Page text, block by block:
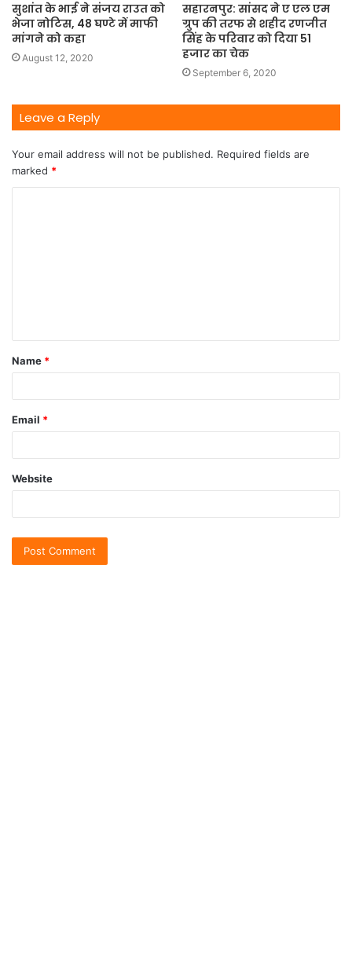
सुशांत के भाई ने संजय राउत को
भेजा नोटिस, 48 घण्टे में माफी
मांगने को कहा
August 12, 2020
सहारनपुर: सांसद ने ए एल एम
ग्रुप की तरफ से शहीद रणजीत
सिंह के परिवार को दिया 51
हजार का चेक
September 6, 2020
Leave a Reply
Your email address will not be published. Required fields are
marked *
Name *
Email *
Website